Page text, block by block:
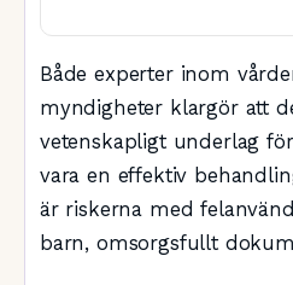
Både experter inom
myndigheter klargör att
vetenskapligt underlag
vara en effektiv
är riskerna med
barn, omsorgsfullt